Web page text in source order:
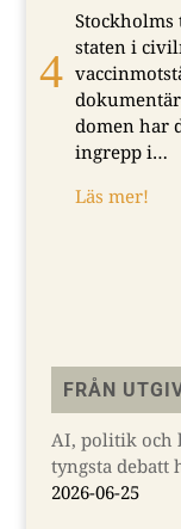
Stockholms
staten i
domen har
ingrepp i…
Läs mer!
FRÅN
AI, politik och
tyngsta debatt
2026-06-25